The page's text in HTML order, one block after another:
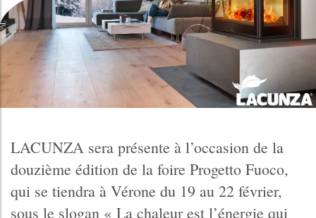
LACUNZA sera présente à l’occasion de la
douzième édition de la foire Progetto Fuoco,
qui se tiendra à Vérone du 19 au 22 février,
sous le slogan « La chaleur est l’énergie qui